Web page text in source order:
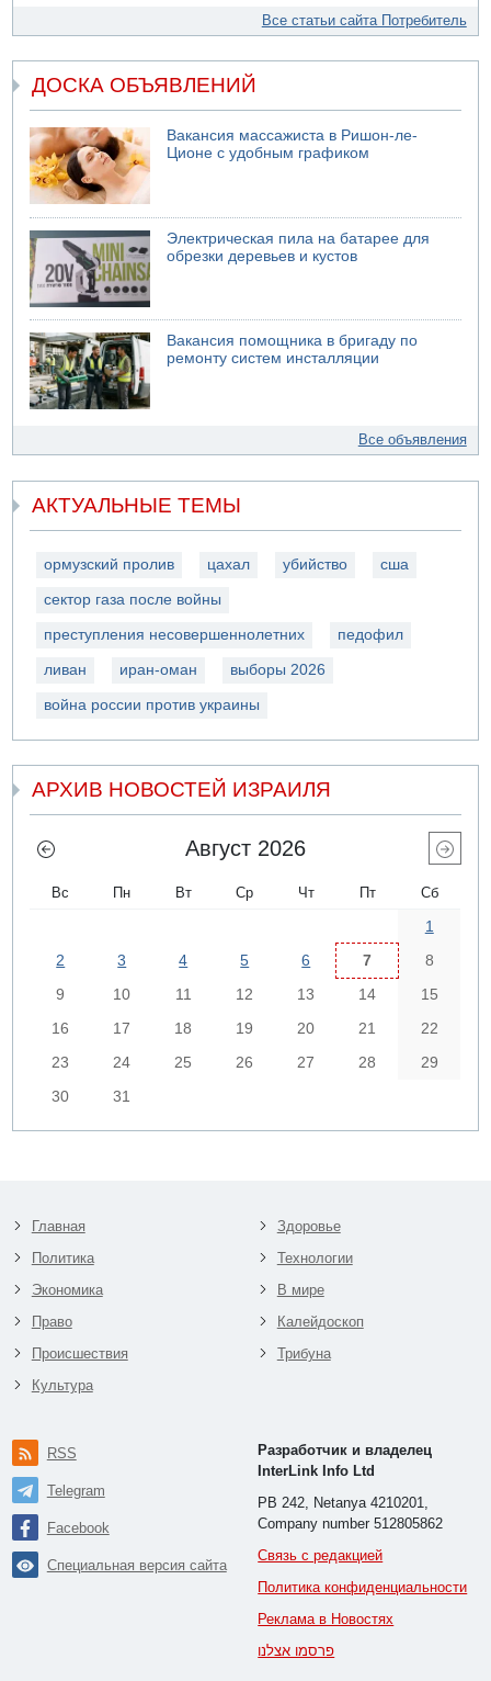
Все статьи сайта Потребитель
ДОСКА ОБЪЯВЛЕНИЙ
Вакансия массажиста в Ришон-ле-
Ционе с удобным графиком
Электрическая пила на батарее для
обрезки деревьев и кустов
Вакансия помощника в бригаду по
ремонту систем инсталляции
Все объявления
АКТУАЛЬНЫЕ ТЕМЫ
ормузский пролив цахал убийство сша
сектор газа после войны
преступления несовершеннолетних педофил
ливан иран-оман выборы 2026
война россии против украины
АРХИВ НОВОСТЕЙ ИЗРАИЛЯ
Август 2026
Вс Пн Вт Ср Чт Пт Сб
1
2
3 4 5 6 7
8
9
10 11 12 13 14
15
16
17 18 19 20 21
22
23
24 25 26 27 28
29
30
31
Главная
Политика
Экономика
Право
Происшествия
Культура
Здоровье
Технологии
В мире
Калейдоскоп
Трибуна
RSS
Telegram
Facebook
Специальная версия сайта
Разработчик и владелец
InterLink Info Ltd
PB 242, Netanya 4210201,
Company number 512805862
Связь с редакцией
Политика конфиденциальности
Реклама в Новостях
פרסמו אצלנו